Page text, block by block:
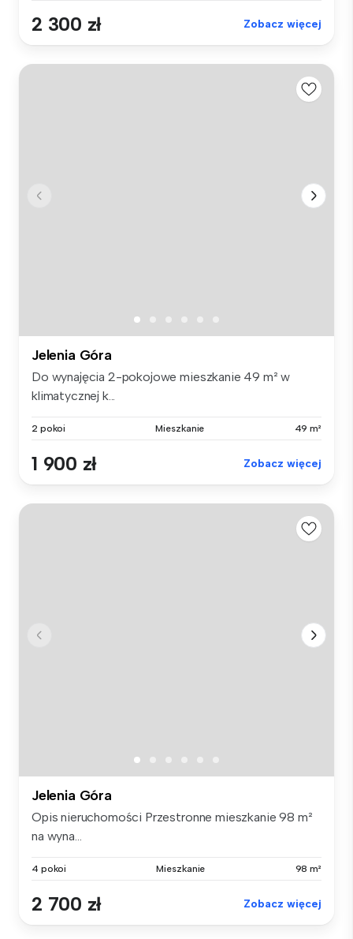
2 300 zł Zobacz więcej
Jelenia Góra
Do wynajęcia 2-pokojowe mieszkanie 49 m² w
klimatycznej k...
2 pokoi Mieszkanie 49 m²
1 900 zł Zobacz więcej
Jelenia Góra
Opis nieruchomości Przestronne mieszkanie 98 m²
na wyna...
4 pokoi Mieszkanie 98 m²
2 700 zł Zobacz więcej